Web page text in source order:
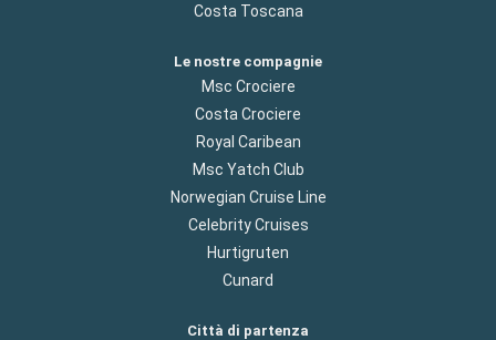
Costa Toscana
Le nostre compagnie
Msc Crociere
Costa Crociere
Royal Caribean
Msc Yatch Club
Norwegian Cruise Line
Celebrity Cruises
Hurtigruten
Cunard
Città di partenza